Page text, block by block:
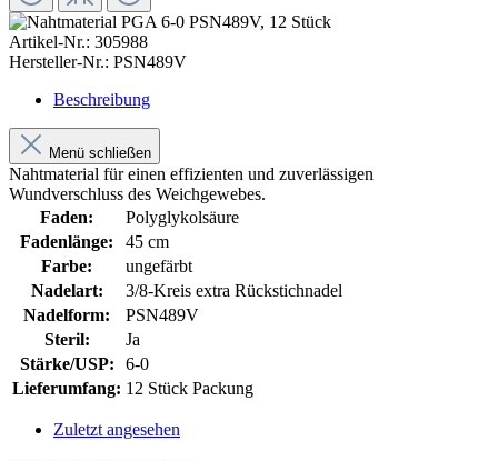
Artikel-Nr.: 305988
Hersteller-Nr.: PSN489V
Beschreibung
Menü schließen
Nahtmaterial für einen effizienten und zuverlässigen
Wundverschluss des Weichgewebes.
Faden:
Polyglykolsäure
Fadenlänge:
45 cm
Farbe:
ungefärbt
Nadelart:
3/8-Kreis extra Rückstichnadel
Nadelform:
PSN489V
Steril:
Ja
Stärke/USP:
6-0
Lieferumfang: 12 Stück Packung
Zuletzt angesehen